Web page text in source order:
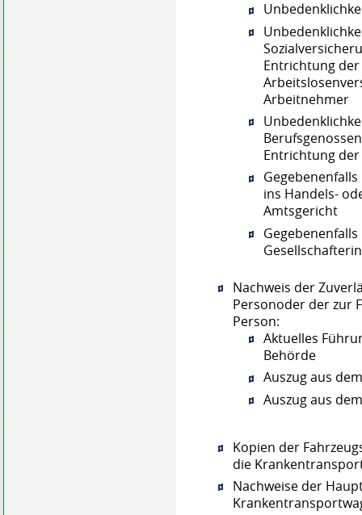
Entrichtung der
Arbeitnehmer
Entrichtung
ins Handels-
Amtsgericht
Nachweis der
Personoder der zur
Person:
Aktuelles
Behörde
Auszug aus
Auszug aus
Kopien der
die
Nachweise der